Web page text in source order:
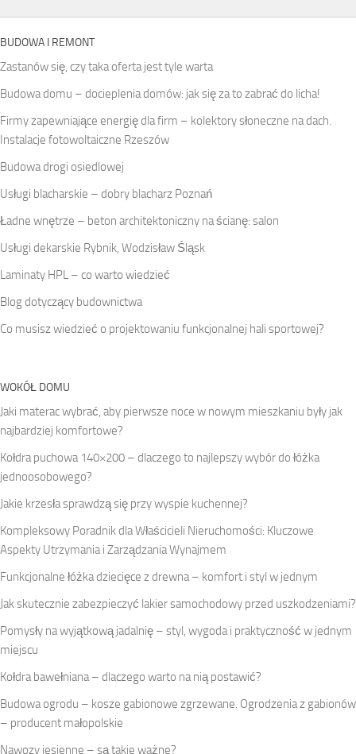
BUDOWA I REMONT
Zastanów się, czy taka oferta jest tyle warta
Budowa domu – docieplenia domów: jak się za to zabrać do licha!
Firmy zapewniające energię dla firm – kolektory słoneczne na dach.
Instalacje fotowoltaiczne Rzeszów
Budowa drogi osiedlowej
Usługi blacharskie – dobry blacharz Poznań
Ładne wnętrze – beton architektoniczny na ścianę: salon
Usługi dekarskie Rybnik, Wodzisław Śląsk
Laminaty HPL – co warto wiedzieć
Blog dotyczący budownictwa
Co musisz wiedzieć o projektowaniu funkcjonalnej hali sportowej?
WOKÓŁ DOMU
Jaki materac wybrać, aby pierwsze noce w nowym mieszkaniu były jak
najbardziej komfortowe?
Kołdra puchowa 140×200 – dlaczego to najlepszy wybór do łóżka
jednoosobowego?
Jakie krzesła sprawdzą się przy wyspie kuchennej?
Kompleksowy Poradnik dla Właścicieli Nieruchomości: Kluczowe
Aspekty Utrzymania i Zarządzania Wynajmem
Funkcjonalne łóżka dziecięce z drewna – komfort i styl w jednym
Jak skutecznie zabezpieczyć lakier samochodowy przed uszkodzeniami?
Pomysły na wyjątkową jadalnię – styl, wygoda i praktyczność w jednym
miejscu
Kołdra bawełniana – dlaczego warto na nią postawić?
Budowa ogrodu – kosze gabionowe zgrzewane. Ogrodzenia z gabionów
– producent małopolskie
Nawozy jesienne – są takie ważne?